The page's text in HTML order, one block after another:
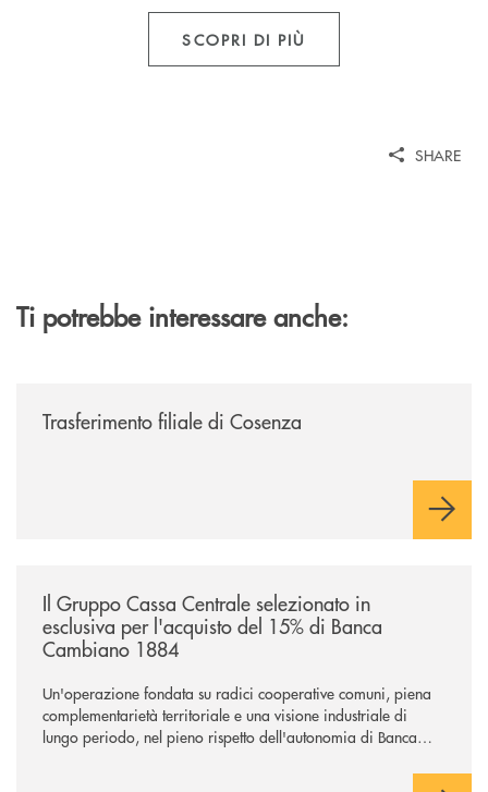
SCOPRI DI PIÙ
SHARE
Ti potrebbe interessare anche:
Trasferimento filiale di Cosenza
Il Gruppo Cassa Centrale selezionato in
esclusiva per l'acquisto del 15% di Banca
Cambiano 1884
Un'operazione fondata su radici cooperative comuni, piena
complementarietà territoriale e una visione industriale di
lungo periodo, nel pieno rispetto dell'autonomia di Banca
negoziazione esclusiva per la finalizzazione dell’operazione.